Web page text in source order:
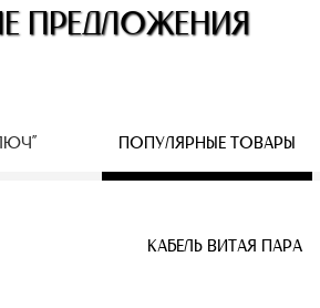
ПРЕДЛОЖЕНИЯ
ПОПУЛЯРНЫЕ ТОВАРЫ
КАБЕЛЬ ВИТАЯ ПАРА
КАБЕЛЬ ВИТАЯ ПАРА
КАБЕЛЬ ВИТАЯ ПАРА